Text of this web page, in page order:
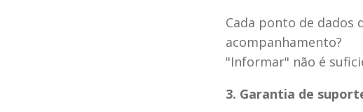
Cada ponto de dados
acompanhamento?
"Informar" não é
3. Garantia de